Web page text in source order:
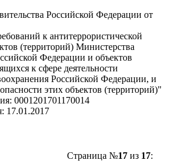
Российской Федерации от
к антитеррористической
(территорий) Министерства
Федерации и объектов
к сфере деятельности
Российской Федерации, и
этих объектов (территорий)"
0001201701170014
17.01.2017
Страница №17из 17: